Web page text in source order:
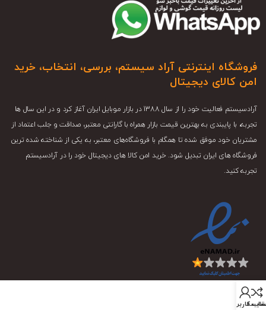
فروشگاه اینترنتی آراد سیستم، بررسی، انتخاب، خرید
امن کالای دیجیتال
آرادسیستم فعالیت خود را از سال 1388 در بازار موبایل ایران آغاز کرد و در این سال ها
تجربه، با پایبندی به بهترین قیمت بازار همراه با گارانتی معتبر، صداقت و جلب اعتماد از
مشتریان خود موفق شده تا همگام با فروشگاه‌های معتبر، به یکی از شناخته شده ترین
فروشگاه های ایران تبدیل شود. خرید امن کالا های دیجیتال خود را در آرادسیستم
تجربه کنید.
کاربری من